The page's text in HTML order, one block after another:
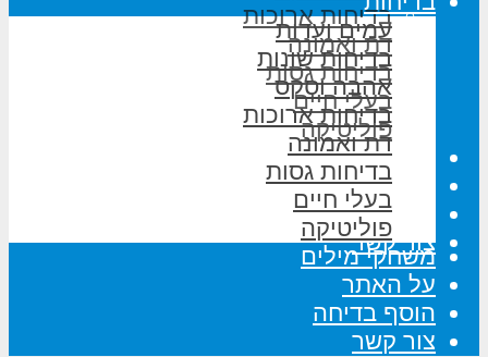
בדיחות ארוכות
דת ואמונה
בדיחות גסות
בעלי חיים
פוליטיקה
משחקי מילים
על האתר
הוסף בדיחה
צור קשר
עמים ועדות
בדיחות שונות
אהבה וסקס
בדיחות ארוכות
דת ואמונה
בדיחות גסות
בעלי חיים
פוליטיקה
משחקי מילים
על האתר
הוסף בדיחה
צור קשר